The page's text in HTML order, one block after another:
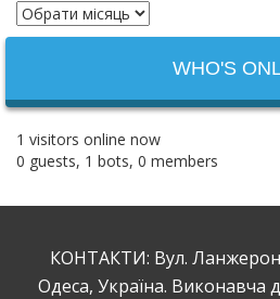
WHO'S
1 visitors online now
0 guests, 1 bots, 0 members
КОНТАКТИ: Вул.
Одеса, Україна. Виконавча